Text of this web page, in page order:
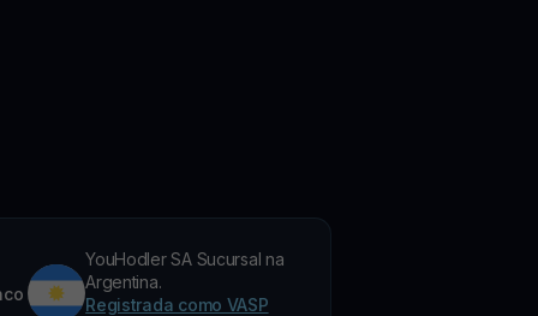
YouHodler SA Sucursal na
Argentina.
Registrada como VASP